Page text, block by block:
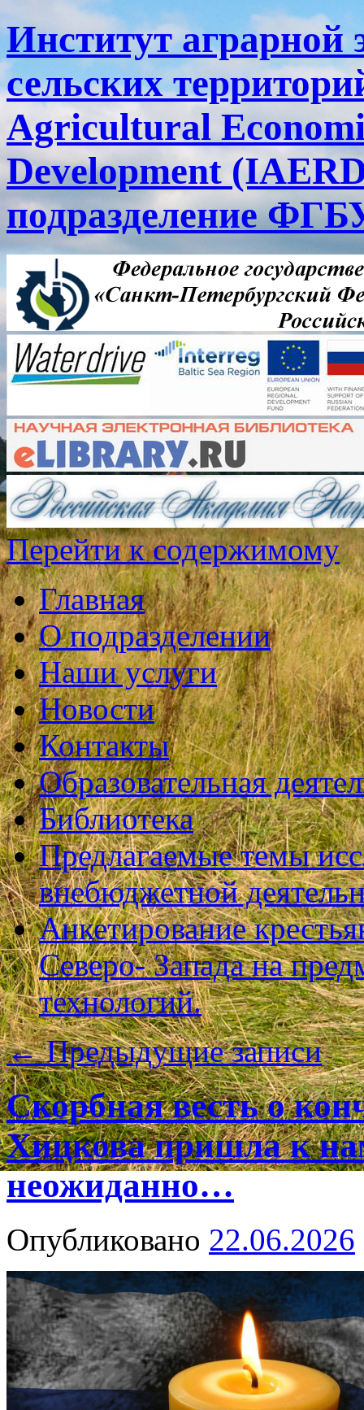
Институт аграрной
сельских
Agricultural
Development
подразделение
Перейти к содержимому
Главная
О подразделении
Наши услуги
Новости
Контакты
Образовательная
Библиотека
Предлагаемые темы
внебюджетной
Анкетирование
Северо- Запада на
технологий.
←Предыдущие записи
Скорбная весть о
Хицкова пришла к
неожиданно…
Опубликовано 22.06.2026